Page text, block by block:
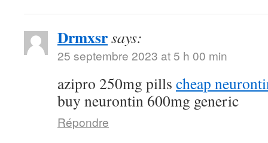
Drmxsrsays:
25 septembre 2023 at 5 h 00 min
azipro 250mg pills cheap
buy neurontin 600mg generic
Répondre